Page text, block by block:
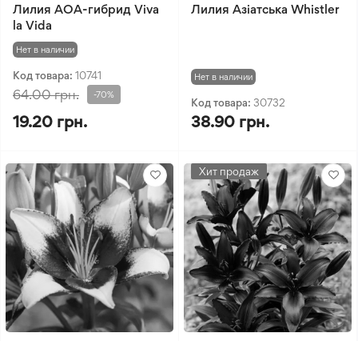
Лилия АOA-гибрид Viva
la Vida
Нет в наличии
Код товара: 10741
64.00 грн. -70%
19.20 грн.
Лилия Азіатська Whistler
Нет в наличии
Код товара: 30732
38.90 грн.
Хит продаж